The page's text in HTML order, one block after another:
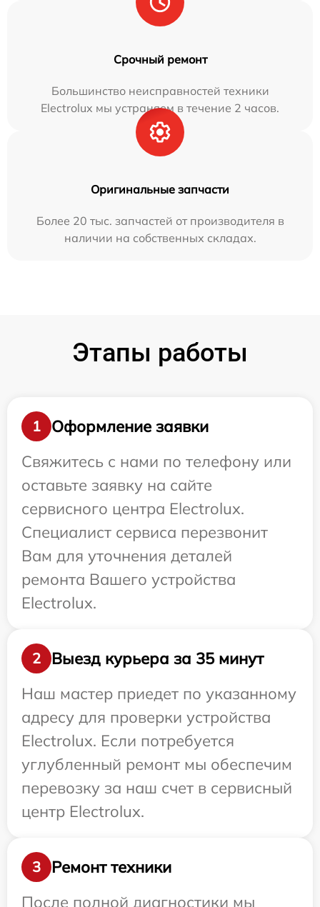
Срочный ремонт
Большинство неисправностей техники
Electrolux мы устраняем в течение 2 часов.
Оригинальные запчасти
Более 20 тыс. запчастей от производителя в
наличии на собственных складах.
Этапы работы
1
Оформление заявки
Свяжитесь с нами по телефону или
оставьте заявку на сайте
сервисного центра Electrolux.
Специалист сервиса перезвонит
Вам для уточнения деталей
ремонта Вашего устройства
Electrolux.
2
Выезд курьера за 35 минут
Наш мастер приедет по указанному
адресу для проверки устройства
Electrolux. Если потребуется
углубленный ремонт мы обеспечим
перевозку за наш счет в сервисный
центр Electrolux.
3
Ремонт техники
После полной диагностики мы